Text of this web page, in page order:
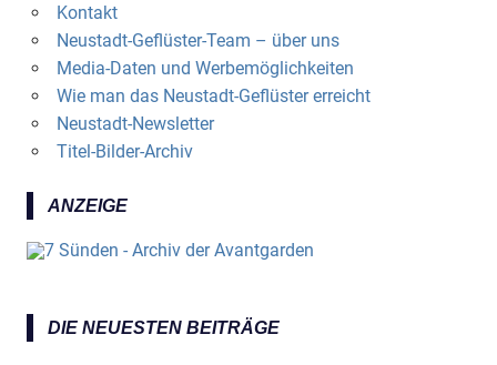
Kontakt
Neustadt-Geflüster-Team – über uns
Media-Daten und Werbemöglichkeiten
Wie man das Neustadt-Geflüster erreicht
Neustadt-Newsletter
Titel-Bilder-Archiv
ANZEIGE
DIE NEUESTEN BEITRÄGE